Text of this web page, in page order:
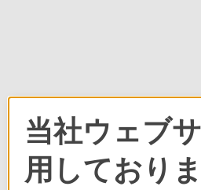
当社ウェブ
用しておりま